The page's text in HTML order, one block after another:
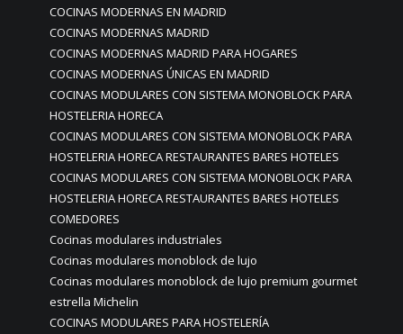
COCINAS MODERNAS EN MADRID
COCINAS MODERNAS MADRID
COCINAS MODERNAS MADRID PARA HOGARES
COCINAS MODERNAS ÚNICAS EN MADRID
COCINAS MODULARES CON SISTEMA MONOBLOCK PARA
HOSTELERIA HORECA
COCINAS MODULARES CON SISTEMA MONOBLOCK PARA
HOSTELERIA HORECA RESTAURANTES BARES HOTELES
COCINAS MODULARES CON SISTEMA MONOBLOCK PARA
HOSTELERIA HORECA RESTAURANTES BARES HOTELES
COMEDORES
Cocinas modulares industriales
Cocinas modulares monoblock de lujo
Cocinas modulares monoblock de lujo premium gourmet
estrella Michelin
COCINAS MODULARES PARA HOSTELERÍA